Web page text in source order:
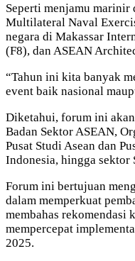
Seperti menjamu marinir
Multilateral Naval
negara di Makassar
(F8), dan ASEAN
“Tahun ini kita banyak
event baik nasional
Diketahui, forum ini
Badan Sektor ASEAN,
Pusat Studi Asean dan
Indonesia, hingga sektor
Forum ini bertujuan
dalam memperkuat
membahas rekomendasi
mempercepat
2025.